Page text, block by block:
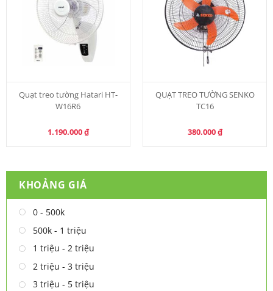
Quạt treo tường Hatari HT-
W16R6
1.190.000₫
QUẠT TREO TƯỜNG SENKO
TC16
380.000₫
KHOẢNG GIÁ
0 - 500k
500k - 1 triệu
1 triệu - 2 triệu
2 triệu - 3 triệu
3 triệu - 5 triệu